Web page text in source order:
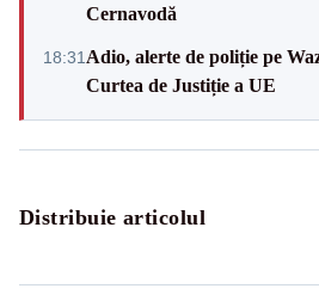
Cernavodă
18:31 Adio, alerte de poliție pe
Curtea de Justiție a UE
Distribuie articolul